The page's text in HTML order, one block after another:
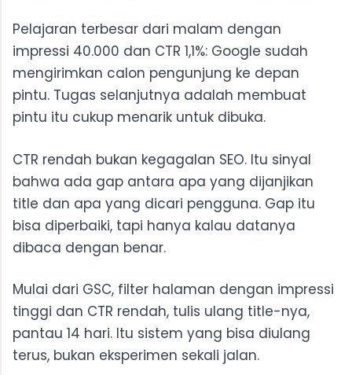
Pelajaran terbesar dari malam dengan
impressi 40.000 dan CTR 1,1%: Google sudah
mengirimkan calon pengunjung ke depan
pintu. Tugas selanjutnya adalah membuat
pintu itu cukup menarik untuk dibuka.
CTR rendah bukan kegagalan SEO. Itu sinyal
bahwa ada gap antara apa yang dijanjikan
title dan apa yang dicari pengguna. Gap itu
bisa diperbaiki, tapi hanya kalau datanya
dibaca dengan benar.
Mulai dari GSC, filter halaman dengan impressi
tinggi dan CTR rendah, tulis ulang title-nya,
pantau 14 hari. Itu sistem yang bisa diulang
terus, bukan eksperimen sekali jalan.